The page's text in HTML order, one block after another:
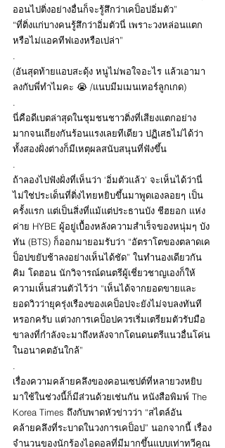
ออนไปติ่งอย่างอื่นก็จะรู้สึกว่าเคป็อปอิ่มตัว”
“ที่ติ่งแก่บางคนรู้สึกว่าอิ่มตัวนี่ เพราะวงหล่อนแตก
หรือไม่แอคทีฟเองหรือเปล่า”
.
(อันสุดท้ายแอบสะดุ้ง หนูไม่พอใจอะไร แล้วเอามา
ลงกับพี่ทำไมคะ 😭 /แนบมีมเมนเทอร์ลูกเกด)
.
นี่คือดีเบตล่าสุดในชุมชนชาวติ่งที่เสียงแตกอย่าง
มากจนเถียงกันร้อนแรงเลยทีเดียว ปฏิเสธไม่ได้ว่า
ทั้งสองฝั่งต่างก็มีเหตุผลสนับสนุนที่ฟังขึ้น
.
ถ้าลองไปฟังฝั่งที่เห็นว่า ‘อิ่มตัวแล้ว’ จะเห็นได้ว่านี่
ไม่ใช่ประเด็นที่ติ่งไทยหยิบขึ้นมาพูดเองลอยๆ เป็น
ครั้งแรก แต่เป็นสิ่งที่แม้แต่ประธานบัง ชีฮยอก แห่ง
ค่าย HYBE ผู้อยู่เบื้องหลังความสำเร็จของหนุ่มๆ บัง
ทัน (BTS) ก็ออกมายอมรับว่า “อัตราโตของตลาดเค
ป็อปขยับช้าลงอย่างเห็นได้ชัด” ในทำนองเดียวกัน
คิม โดฮอน นักวิจารณ์ดนตรีผู้เชี่ยวชาญเองก็ให้
ความเห็นส่วนตัวไว้ว่า “เห็นได้จากยอดขายและ
ยอดวิวว่ายุครุ่งเรืองของเคป็อปจะยังไม่จบลงทันที
หรอกครับ แต่วงการเคป็อปควรเริ่มเตรียมตัวรับมือ
ขาลงที่กำลังจะมาถึงหลังจากโดนดนตรีแนวอื่นโค่น
ในอนาคตอันใกล้”
.
เรื่องความคล้ายคลึงของคอนเซปต์ที่หลายวงหยิบ
มาใช้ในช่วงนี้ก็มีส่วนด้วยเช่นกัน หนังสือพิมพ์ The
Korea Times ถึงกับพาดหัวข่าวว่า “สไตล์อัน
คล้ายคลึงที่ระบาดในวงการเคป็อป” นอกจากนี้ เรื่อง
จำนวนของนักร้องไอดอลที่มีมากขึ้นแบบเท่าทวีคูณ